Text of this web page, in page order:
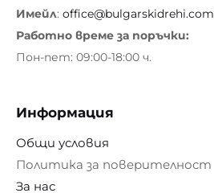
Имейл: office@bulgarskidrehi.com
Работно време за поръчки:
Пон-пет: 09:00-18:00 ч.
Информация
Общи условия
Политика за поверителност
За нас